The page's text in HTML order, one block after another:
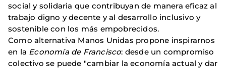
social y solidaria que contribuyan de manera eficaz al
trabajo digno y decente y al desarrollo inclusivo y
sostenible con los más empobrecidos.
Como alternativa Manos Unidas propone inspirarnos
en la Economía de Francisco: desde un compromiso
colectivo se puede "cambiar la economía actual y dar